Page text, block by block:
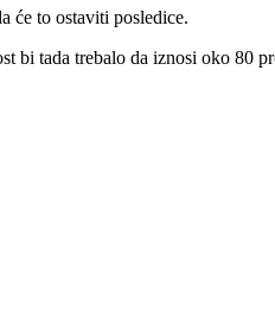
će to ostaviti posledice.
bi tada trebalo da iznosi oko 80